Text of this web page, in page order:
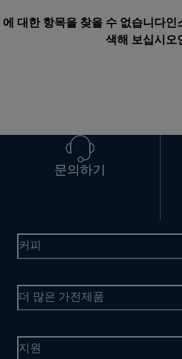
에 대한 항목을 찾을 수 없습니다인
색해 보십시오
문의하기
커피
더 많은 가전제품
지원